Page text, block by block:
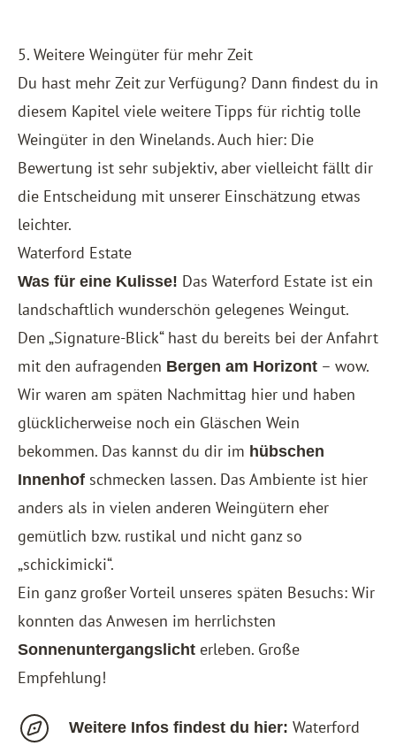
5. Weitere Weingüter für mehr Zeit
Du hast mehr Zeit zur Verfügung? Dann findest du in
diesem Kapitel viele weitere Tipps für richtig tolle
Weingüter in den Winelands. Auch hier: Die
Bewertung ist sehr subjektiv, aber vielleicht fällt dir
die Entscheidung mit unserer Einschätzung etwas
leichter.
Waterford Estate
Was für eine Kulisse! Das Waterford Estate ist ein
landschaftlich wunderschön gelegenes Weingut.
Den „Signature-Blick“ hast du bereits bei der Anfahrt
mit den aufragenden Bergen am Horizont – wow.
Wir waren am späten Nachmittag hier und haben
glücklicherweise noch ein Gläschen Wein
bekommen. Das kannst du dir im hübschen
Innenhof schmecken lassen. Das Ambiente ist hier
anders als in vielen anderen Weingütern eher
gemütlich bzw. rustikal und nicht ganz so
„schickimicki“.
Ein ganz großer Vorteil unseres späten Besuchs: Wir
konnten das Anwesen im herrlichsten
Sonnenuntergangslicht erleben. Große
Empfehlung!
Weitere Infos findest du hier: Waterford